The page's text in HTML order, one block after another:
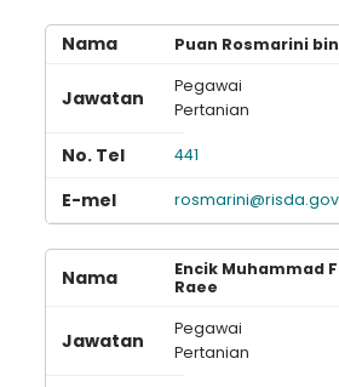
Puan Rosmarini
Pegawai
Pertanian
441
Encik Muhammad
Raee
Pegawai
Pertanian